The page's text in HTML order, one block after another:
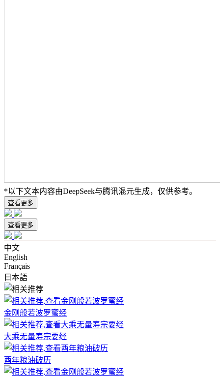
*以下文本内容由DeepSeek与腾讯混元生成，仅供参考。
查看更多
查看更多
中文
English
Français
日本語
金刚般若波罗蜜经
大乘无量寿宗要经
酉年粮油破历